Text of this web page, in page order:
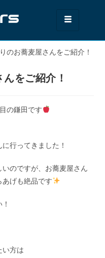
のお蕎麦屋さんをご紹介！
をご紹介！
の鎌田です
行ってきました！
のですが、お蕎麦屋さん
げも絶品です
い方は